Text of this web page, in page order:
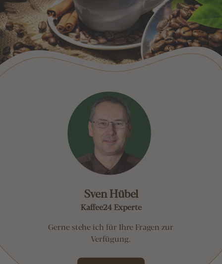
Sven Hübel
Kaffee24 Experte
Gerne stehe ich für Ihre Fragen zur
Verfügung.